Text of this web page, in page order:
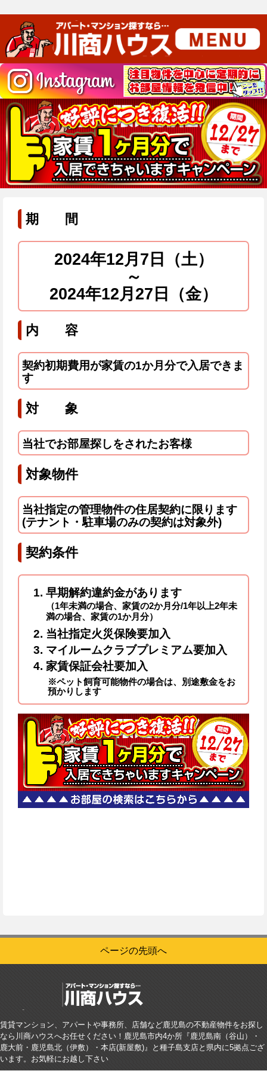
期 間
2024年12月7日（土）
～
2024年12月27日（金）
内 容
契約初期費用が家賃の1か月分で入居できま
す
対 象
当社でお部屋探しをされたお客様
対象物件
当社指定の管理物件の住居契約に限ります
(テナント・駐車場のみの契約は対象外)
契約条件
早期解約違約金があります
（1年未満の場合、家賃の2か月分/1年以上2年未
満の場合、家賃の1か月分）
当社指定火災保険要加入
マイルームクラブプレミアム要加入
家賃保証会社要加入
※ペット飼育可能物件の場合は、別途敷金をお
預かりします
ページの先頭へ
賃貸マンション、アパートや事務所、店舗など鹿児島の不動産物件をお探し
なら川商ハウスへお任せください！鹿児島市内4か所『鹿児島南（谷山）・
鹿大前・鹿児島北（伊敷）・本店(新屋敷)』と種子島支店と県内に5拠点ござ
います。お気軽にお越し下さい